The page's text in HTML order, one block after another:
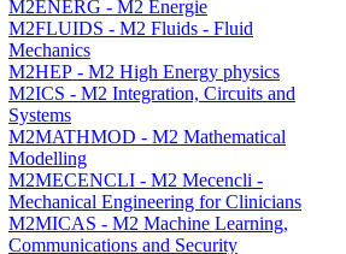
M2ENERG - M2 Énergie
M2FLUIDS - M2 Fluids - Fluid
Mechanics
M2HEP - M2 High Energy physics
M2ICS - M2 Integration, Circuits and
Systems
M2MATHMOD - M2 Mathematical
Modelling
M2MECENCLI - M2 Mecencli -
Mechanical Engineering for Clinicians
M2MICAS - M2 Machine Learning,
Communications and Security